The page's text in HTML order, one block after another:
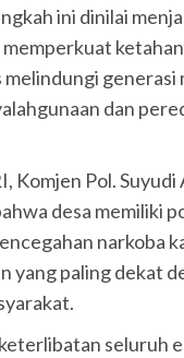
ini dinilai
melindungi generasi
dan
Komjen Pol. Suyudi
desa memiliki
narkoba
yang paling dekat
seluruh